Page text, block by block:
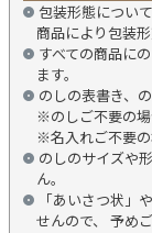
包装形態につい
商品により包装形
すべての商品に
ます。
のしの表書き、
※のしご不要の場
※名入れご不要の
のしのサイズや
ん。
「あいさつ状」
せんので、 予め